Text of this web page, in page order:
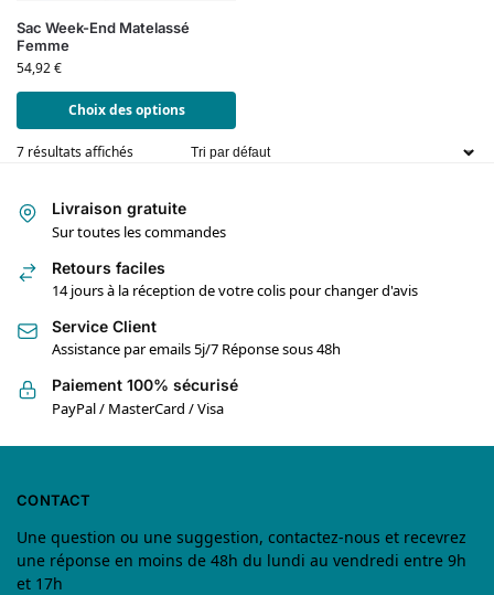
Sac Week-End Matelassé
Femme
54,92€
Choix des options
7 résultats affichés
Livraison gratuite
Sur toutes les commandes
Retours faciles
14 jours à la réception de votre colis pour changer d'avis
Service Client
Assistance par emails 5j/7 Réponse sous 48h
Paiement 100% sécurisé
PayPal / MasterCard / Visa
CONTACT
Une question ou une suggestion, contactez-nous et recevrez
une réponse en moins de 48h du lundi au vendredi entre 9h
et 17h